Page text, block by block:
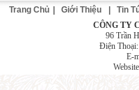
Trang Chủ Giới Thiệu
Tin
CÔNG TY
96 Trần
Điện
E-